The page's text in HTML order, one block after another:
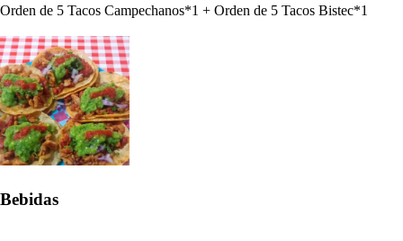
Orden de 5 Tacos Campechanos*1 + Orden de 5 Tacos Bistec*1
Bebidas